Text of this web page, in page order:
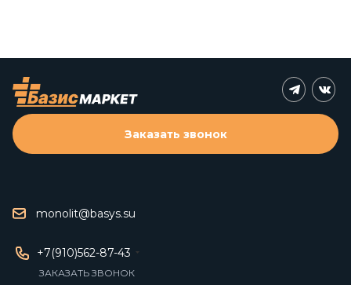
monolit@basys.su
+7(910)562-87-43
ЗАКАЗАТЬ ЗВОНОК
Заказать звонок